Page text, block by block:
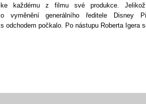
ke každému z filmu své produkce.
o vyměnění generálního ředitele Disney
s odchodem počkalo. Po nástupu Roberta Igera